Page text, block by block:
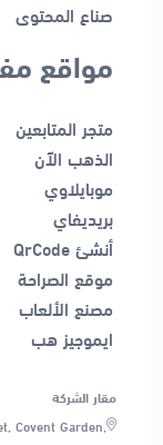
صناع المحتوى
مواقع
متجر المتابعين
الذهب الآن
موبايلاوي
بريديفاي
أنشئ QrCode
موقع الصراحة
مصنع الألعاب
ايموجيز هب
مقار الشركة
Covent Garden,